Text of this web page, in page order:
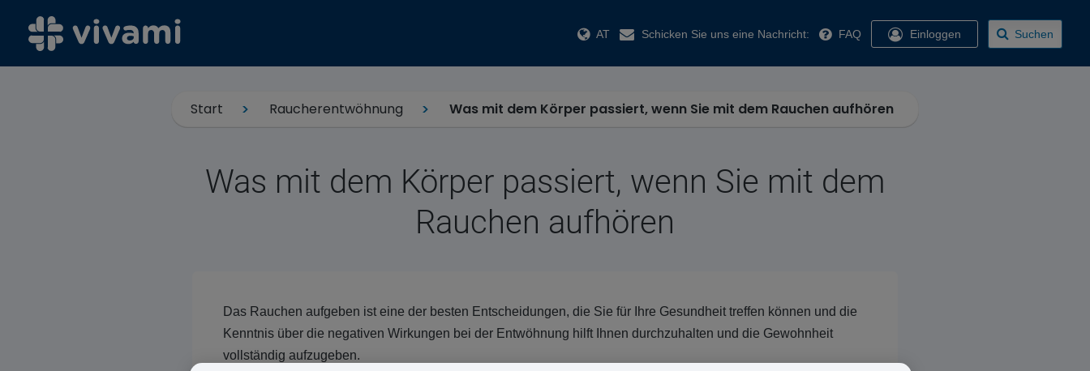
AT Schicken Sie uns eine Nachricht: FAQ Einloggen Suchen
Start Raucherentwöhnung Was mit dem Körper passiert, wenn Sie mit dem Rauchen aufhören
Was mit dem Körper passiert, wenn Sie mit dem
Rauchen aufhören
Das Rauchen aufgeben ist eine der besten Entscheidungen, die Sie für Ihre Gesundheit treffen können und die
Kenntnis über die negativen Wirkungen bei der Entwöhnung hilft Ihnen durchzuhalten und die Gewohnheit
vollständig aufzugeben.